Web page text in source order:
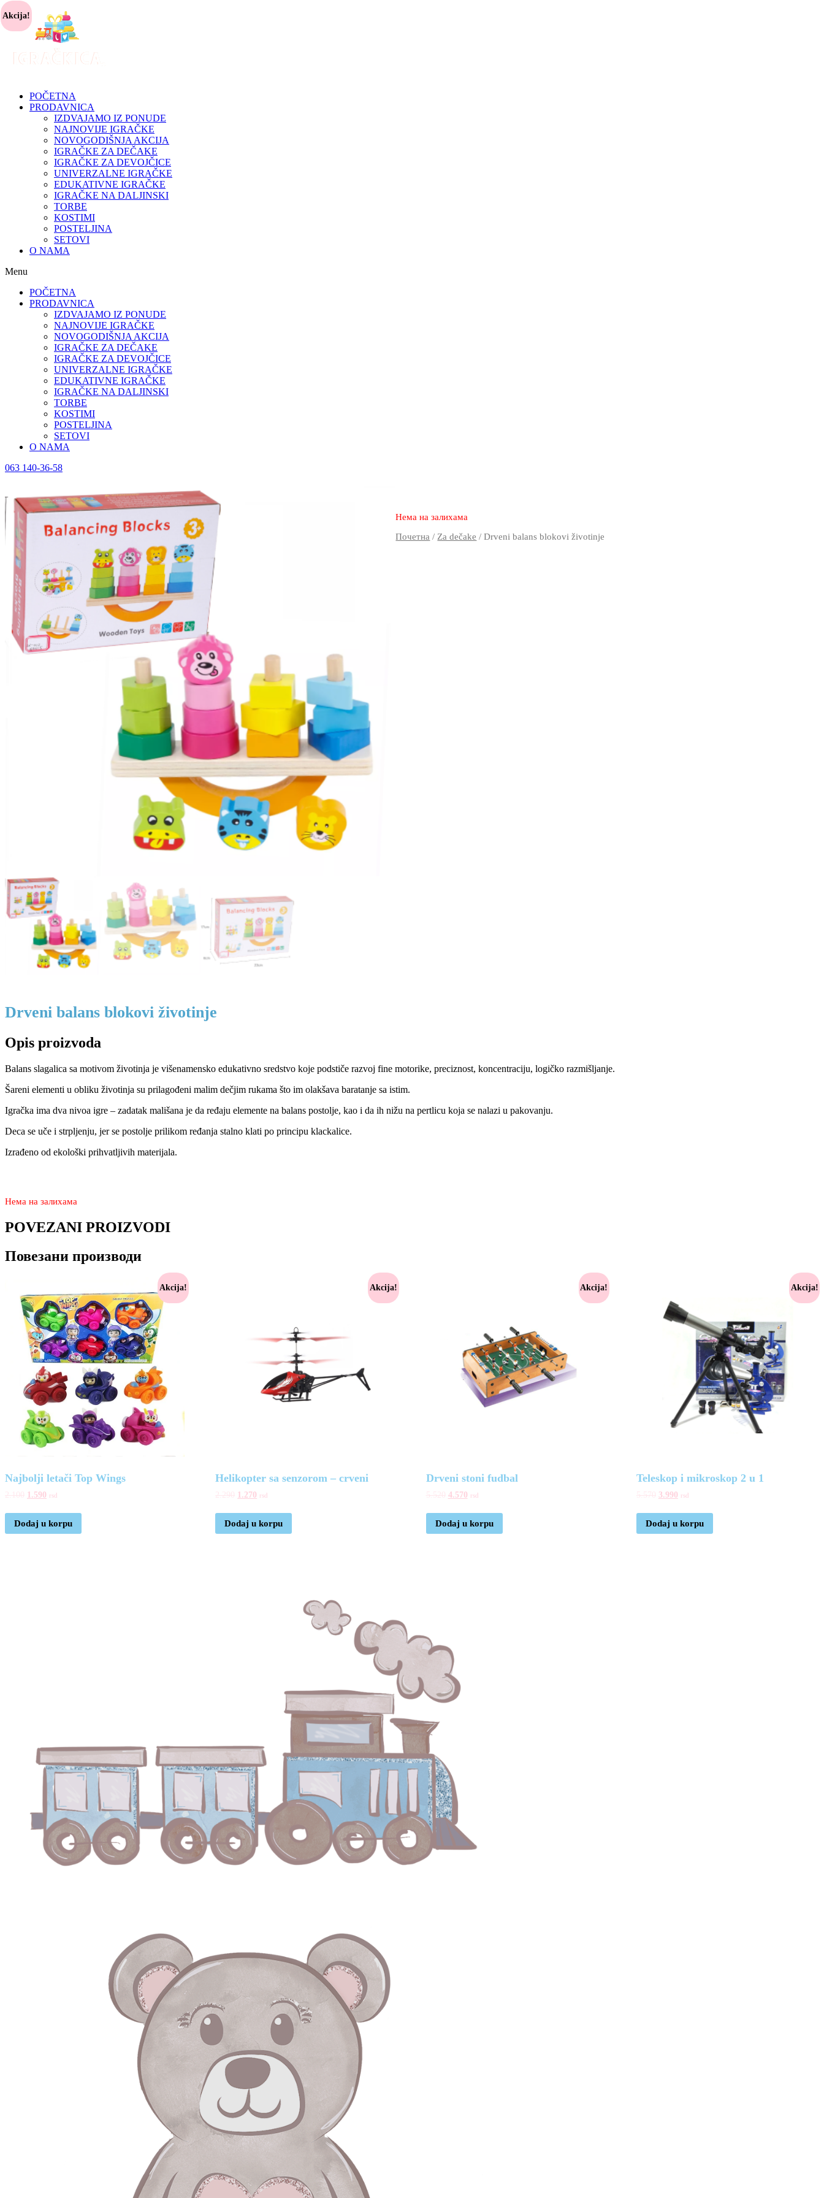
POČETNA
PRODAVNICA
IZDVAJAMO IZ PONUDE
NAJNOVIJE IGRAČKE
NOVOGODIŠNJA AKCIJA
IGRAČKE ZA DEČAKE
IGRAČKE ZA DEVOJČICE
UNIVERZALNE IGRAČKE
EDUKATIVNE IGRAČKE
IGRAČKE NA DALJINSKI
TORBE
KOSTIMI
POSTELJINA
SETOVI
O NAMA
Menu
POČETNA
PRODAVNICA
IZDVAJAMO IZ PONUDE
NAJNOVIJE IGRAČKE
NOVOGODIŠNJA AKCIJA
IGRAČKE ZA DEČAKE
IGRAČKE ZA DEVOJČICE
UNIVERZALNE IGRAČKE
EDUKATIVNE IGRAČKE
IGRAČKE NA DALJINSKI
TORBE
KOSTIMI
POSTELJINA
SETOVI
O NAMA
063 140-36-58
Akcija!
Нема на залихама
Почетна / Za dečake / Drveni balans blokovi životinje
Drveni balans blokovi životinje
Opis proizvoda
Balans slagalica sa motivom životinja je višenamensko edukativno sredstvo koje podstiče razvoj fine motorike, preciznost, koncentraciju, logičko razmišljanje.
Šareni elementi u obliku životinja su prilagođeni malim dečjim rukama što im olakšava baratanje sa istim.
Igračka ima dva nivoa igre – zadatak mališana je da ređaju elemente na balans postolje, kao i da ih nižu na pertlicu koja se nalazi u pakovanju.
Deca se uče i strpljenju, jer se postolje prilikom ređanja stalno klati po principu klackalice.
Izrađeno od ekološki prihvatljivih materijala.
Нема на залихама
POVEZANI PROIZVODI
Повезани производи
Akcija!
Najbolji letači Top Wings
1.590 rsd
Dodaj u korpu
Akcija!
Helikopter sa senzorom – crveni
1.270 rsd
Dodaj u korpu
Akcija!
Drveni stoni fudbal
4.570 rsd
Dodaj u korpu
Akcija!
Teleskop i mikroskop 2 u 1
3.990 rsd
Dodaj u korpu